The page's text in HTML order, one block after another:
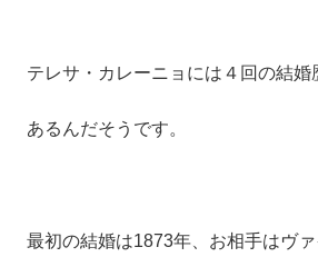
テレサ・カレーニョには４回の結婚
あるんだそうです。
最初の結婚は1873年、お相手はヴ